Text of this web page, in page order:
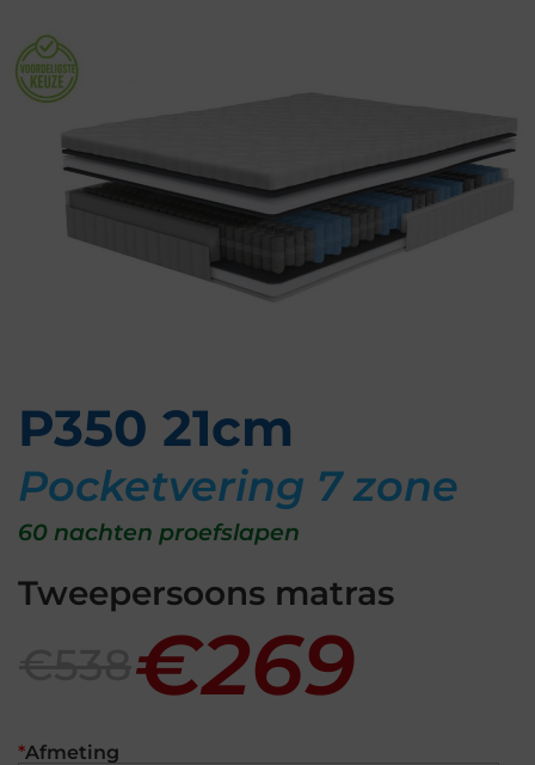
P350 21cm
Pocketvering 7 zone
60 nachten proefslapen
Tweepersoons matras
€269
*Afmeting